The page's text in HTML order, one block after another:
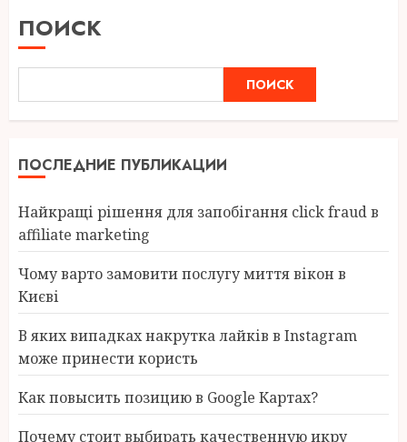
ПОИСК
ПОИСК
ПОСЛЕДНИЕ ПУБЛИКАЦИИ
Найкращі рішення для запобігання click fraud в
affiliate marketing
Чому варто замовити послугу миття вікон в
Києві
В яких випадках накрутка лайків в Instagram
може принести користь
Как повысить позицию в Google Картах?
Почему стоит выбирать качественную икру